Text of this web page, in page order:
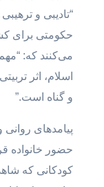
“تادیبی و
حکومتی برای
می‌کنند که:
اسلام، اثر
و گناه است.”
پیامدهای روانی
حضور خانواده
کودکانی که